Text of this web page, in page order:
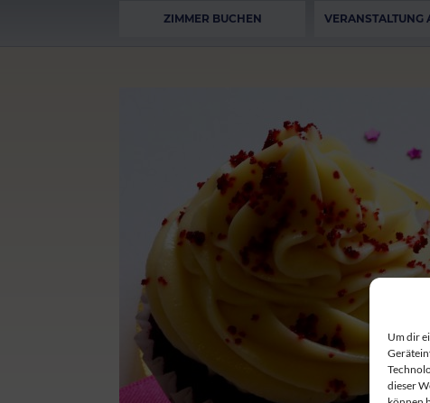
Um dir
dieser
ZIMMER BUCHEN VERANSTALTUNG